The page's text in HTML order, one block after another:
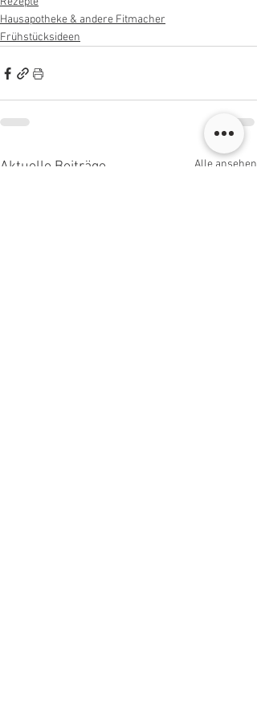
Hausapotheke & andere Fitmacher
Frühstücksideen
Aktuelle Beiträge Alle ansehen